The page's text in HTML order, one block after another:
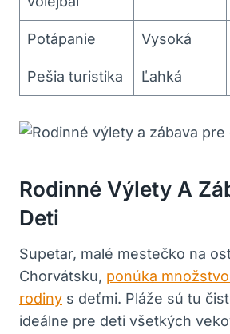
Potápanie Vysoká
Pešia turistika Ľahká
Rodinné Výlety A
Deti
Supetar, malé mestečko na
Chorvátsku, ponúka
rodiny s deťmi. Pláže sú tu
ideálne pre deti všetkých